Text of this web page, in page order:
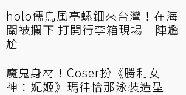
holo儒烏風亭螺鈿來台灣！在海
關被攔下 打開行李箱現場一陣尷
尬
魔鬼身材！Coser扮《勝利女
神：妮姬》瑪律恰那泳裝造型